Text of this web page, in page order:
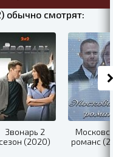
обычно смотрят:
Звонарь 2
сезон (2020)
романс